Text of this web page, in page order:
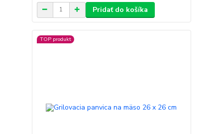
Pridať do košíka
TOP produkt